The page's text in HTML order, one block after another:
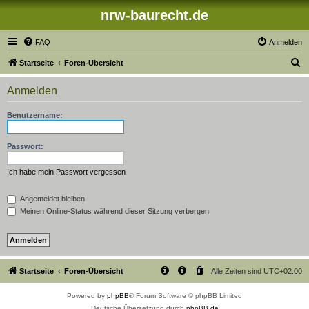
nrw-baurecht.de
FAQ Anmelden
Startseite Foren-Übersicht
u
Anmelden
Benutzername:
Passwort:
Ich habe mein Passwort vergessen
Angemeldet bleiben
Meinen Online-Status während dieser Sitzung verbergen
Startseite Foren-Übersicht Alle Zeiten sind UTC+02:00
Powered by phpBB® Forum Software © phpBB Limited